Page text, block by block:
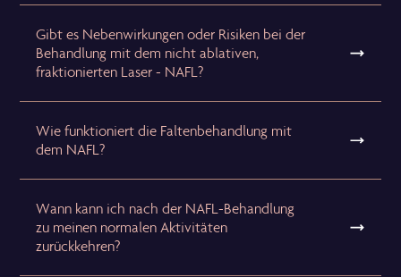
Gibt es Nebenwirkungen oder Risiken bei der
Behandlung mit dem nicht ablativen,
fraktionierten Laser - NAFL?
Wie funktioniert die Faltenbehandlung mit
dem NAFL?
Wann kann ich nach der NAFL-Behandlung
zu meinen normalen Aktivitäten
zurückkehren?